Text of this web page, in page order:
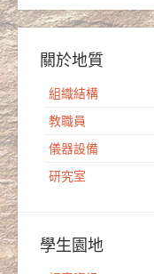
關於地質
組織結構
教職員
儀器設備
研究室
學生園地